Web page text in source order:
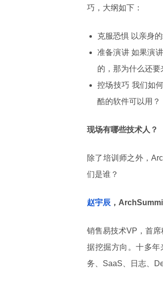
巧，大纲如下：
克服恐惧 以亲身
准备演讲 如果演
的，那为什么还要
控场技巧 我们如
酷的软件可以用？
现场有哪些技术人？
除了培训师之外，
们是谁？
赵宇辰 ，
销售易技术VP，首
据挖掘方向。十多
务、SaaS、日志、